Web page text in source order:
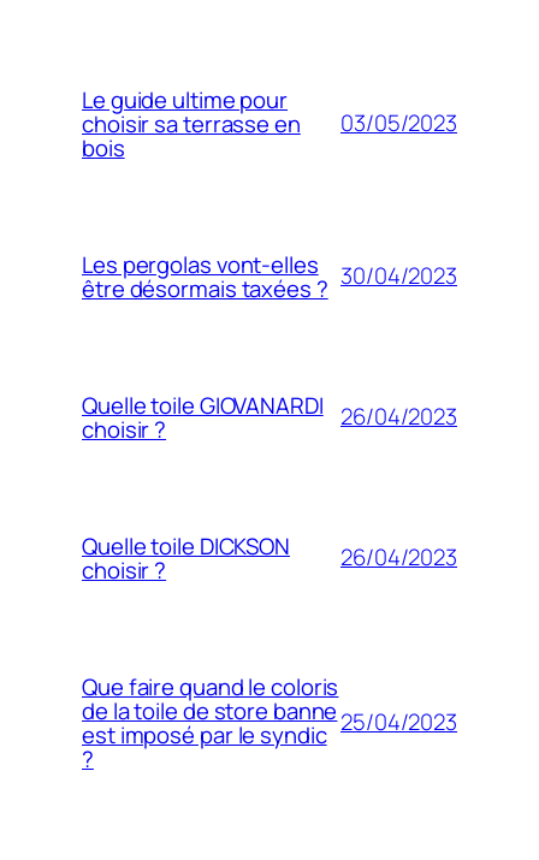
Le guide ultime pour
choisir sa terrasse en
bois
03/05/2023
Les pergolas vont-elles
être désormais taxées ? 30/04/2023
Quelle toile GIOVANARDI
choisir ? 26/04/2023
Quelle toile DICKSON
choisir ? 26/04/2023
Que faire quand le coloris
de la toile de store banne
est imposé par le syndic
?
25/04/2023